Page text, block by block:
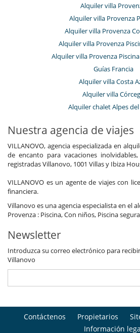
Alquiler villa
Alquiler villa Provenza
Alquiler villa Provenza
Alquiler villa Provenza
Alquiler villa Provenza
Guías Francia
Alquiler villa Costa
Alquiler villa
Alquiler chalet Alpes
Nuestra agencia de viajes
VILLANOVO, agencia especializada en
de encanto para vacaciones
registradas Villanovo, 1001 Villas y Ibiza
VILLANOVO es un agente de viajes con
financiera.
Villanovo es una agencia especialista en el
Provenza : Piscina, Con niños, Piscina
Newsletter
Introduzca su correo electrónico para
Villanovo
Contáctenos Propietarios
Información